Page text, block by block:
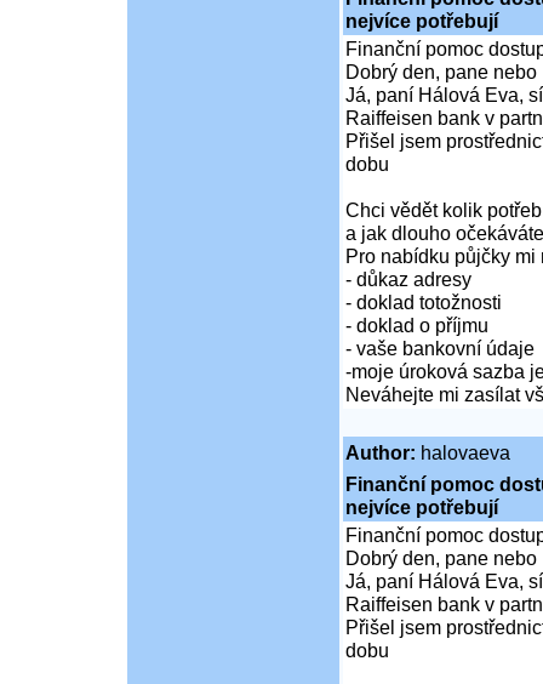
nejvíce potřebují
Finanční pomoc
Dobrý den, pane nebo
Já, paní Hálová Eva,
Raiffeisen bank v
Přišel jsem
dobu
Chci vědět kolik
a jak dlouho
Pro nabídku půjčky mi
- důkaz adresy
- doklad totožnosti
- doklad o příjmu
- vaše bankovní údaje
-moje úroková sazba
Neváhejte mi zasílat
Author: halovaeva
Finanční pomoc
nejvíce potřebují
Finanční pomoc
Dobrý den, pane nebo
Já, paní Hálová Eva,
Raiffeisen bank v
Přišel jsem
dobu